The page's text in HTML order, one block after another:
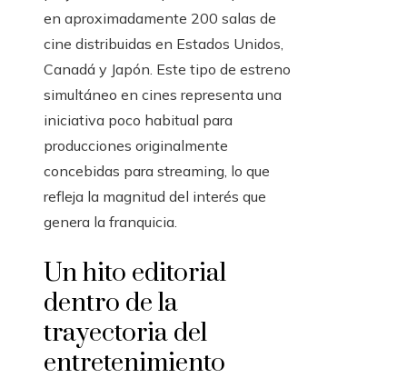
en aproximadamente 200 salas de
cine distribuidas en Estados Unidos,
Canadá y Japón. Este tipo de estreno
simultáneo en cines representa una
iniciativa poco habitual para
producciones originalmente
concebidas para streaming, lo que
refleja la magnitud del interés que
genera la franquicia.
Un hito editorial
dentro de la
trayectoria del
entretenimiento